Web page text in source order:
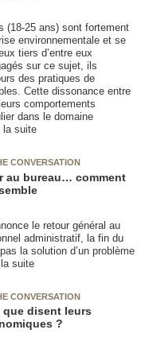
(18-25 ans) sont fortement
environnementale et se
tiers d’entre eux
sur ce sujet, ils
des pratiques de
Cette dissonance entre
comportements
dans le domaine
la suite
CONVERSATION
au bureau… comment
le retour général au
administratif, la fin du
la solution d’un problème
suite
CONVERSATION
que disent leurs
?